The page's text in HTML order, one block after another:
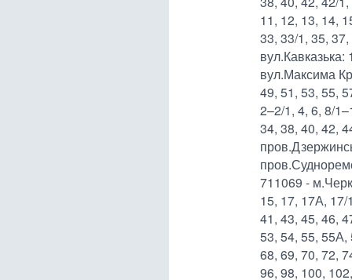
11, 12, 13, 14,
33, 33/1, 35,
вул.Максима
49, 51, 53, 55,
2–2/1, 4, 6, 8/
34, 38, 40, 42,
711069 -
15, 17, 17А, 17/
41, 43, 45, 46,
53, 54, 55, 55А,
68, 69, 70, 72,
96, 98, 100,